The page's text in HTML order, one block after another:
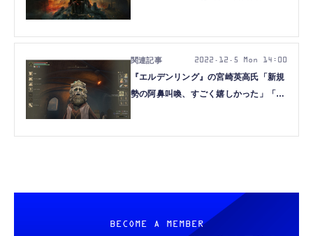
『エルデンリング』の宮崎英高氏「新規
勢の阿鼻叫喚、すごく嬉しかった」「作
2022.12.5 Mon 14:00
BECOME A MEMBER